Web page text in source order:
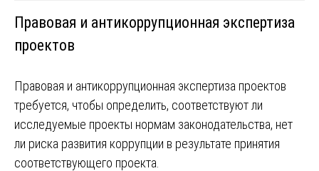
Правовая и антикоррупционная экспертиза
проектов
Правовая и антикоррупционная экспертиза проектов
требуется, чтобы определить, соответствуют ли
исследуемые проекты нормам законодательства, нет
ли риска развития коррупции в результате принятия
соответствующего проекта.